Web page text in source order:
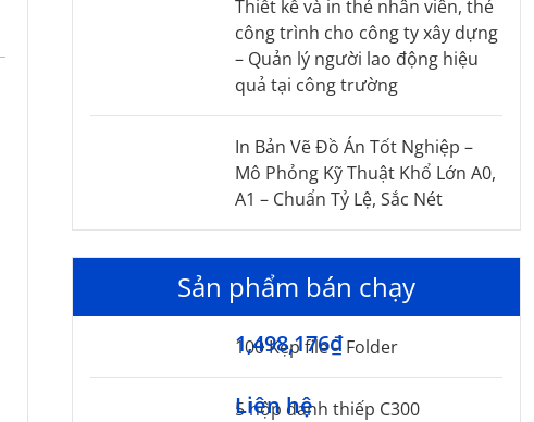
Thiết kế và in thẻ nhân viên, thẻ
công trình cho công ty xây dựng
– Quản lý người lao động hiệu
quả tại công trường
In Bản Vẽ Đồ Án Tốt Nghiệp –
Mô Phỏng Kỹ Thuật Khổ Lớn A0,
A1 – Chuẩn Tỷ Lệ, Sắc Nét
Sản phẩm bán chạy
100 Kẹp file – Folder
1,498,176₫
5 hộp danh thiếp C300
Liên hệ